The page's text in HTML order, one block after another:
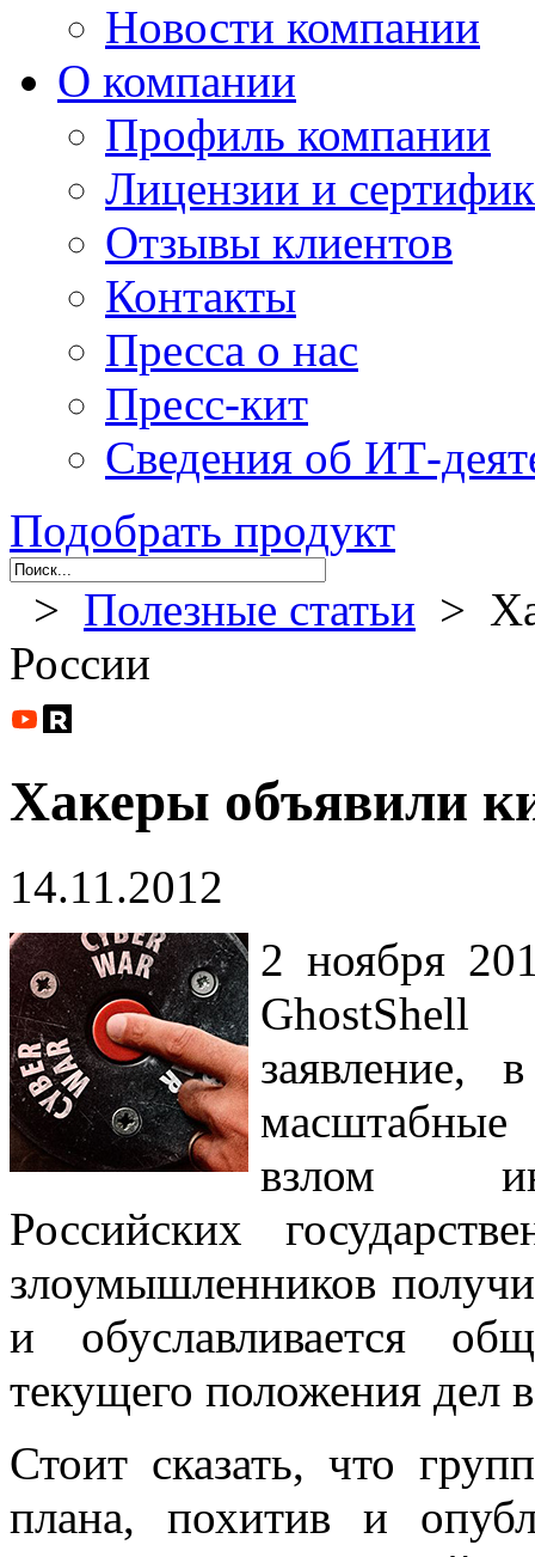
Новости компании
О компании
Профиль компании
Лицензии и
Отзывы клиентов
Контакты
Пресса о нас
Пресс-кит
Сведения об ИТ-
Подобрать продукт
> Полезные статьи >
России
Хакеры объявили
14.11.2012
2 ноября
GhostShell
заявление,
взлом
Российских
злоумышленников
и обуславливается
текущего положения дел
Стоит сказать, что
плана, похитив и